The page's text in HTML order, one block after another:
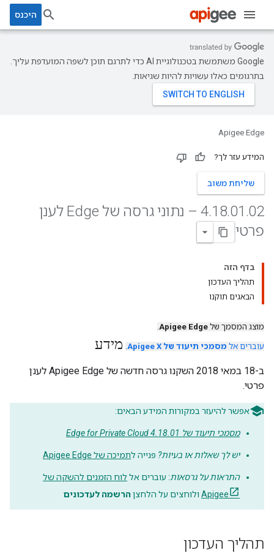
היכנס
‫Google משתמשת בטכנולוגיית AI כדי לתרגם תוכן לשפה המועדפת עליך.
בתרגומים כאלו עשויות להיות שגיאות.
Apigee Edge
המידע עזר לך?
שליחת משוב
4.18.01 .
02 – נתוני גרסה של Edge לענן
פרטי
בדף הזה
תהליך העדכון
הבאגים תוקנו
מוצג המסמך של Apigee Edge
.
עוברים אל מסמכי תיעוד של Apigee X . מידע
ב-18 במאי 2018 השקנו גרסה חדשה של Apigee Edge לענן
פרטי.
אפשר להיעזר במקורות המידע הבאים:
מסמכי תיעוד של Edge for Private Cloud 4.18.01
יש לך שאלות או בעיות? פנייה לתמיכה של Apigee Edge
התראות על גרסאות: עוברים אל לוח הזמנים להשקה של
Apigee ולוחצים על הלחצןהרשמה לעדכונים
תהליך העדכון